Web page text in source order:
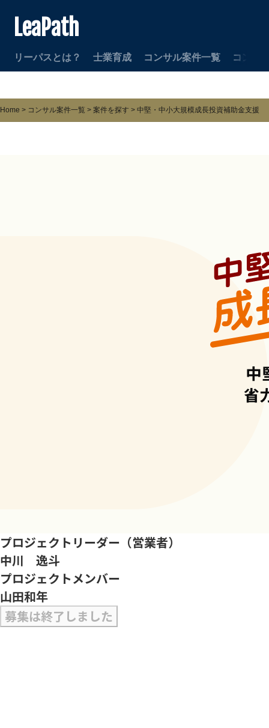
LeaPath
リーパスとは？ 士業育成 コンサル案件一覧 コンサ
Home > コンサル案件一覧 > 案件を探す > 中堅・中小大規模成長投資補助金支援
プロジェクトリーダー（営業者）
中川 逸斗
プロジェクトメンバー
山田和年
募集は終了しました